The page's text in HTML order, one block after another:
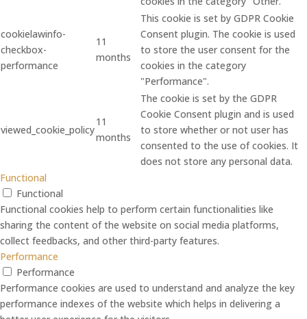
cookielawinfo-
checkbox-
performance
11
months
This cookie is set by GDPR Cookie
Consent plugin. The cookie is used
to store the user consent for the
cookies in the category
"Performance".
viewed_cookie_policy
11
months
The cookie is set by the GDPR
Cookie Consent plugin and is used
to store whether or not user has
consented to the use of cookies. It
does not store any personal data.
Functional
Functional
Functional cookies help to perform certain functionalities like
sharing the content of the website on social media platforms,
collect feedbacks, and other third-party features.
Performance
Performance
Performance cookies are used to understand and analyze the key
performance indexes of the website which helps in delivering a